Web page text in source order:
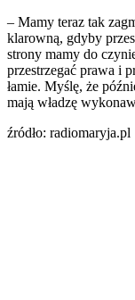
– Mamy teraz tak
klarowną, gdyby
strony mamy do
przestrzegać prawa i
łamie. Myślę, że
mają władzę
źródło: radiomaryja.pl